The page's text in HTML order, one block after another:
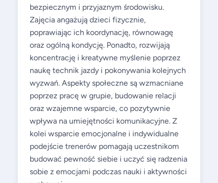
bezpiecznym i przyjaznym środowisku.
Zajęcia angażują dzieci fizycznie,
poprawiając ich koordynację, równowagę
oraz ogólną kondycję. Ponadto, rozwijają
koncentrację i kreatywne myślenie poprzez
naukę technik jazdy i pokonywania kolejnych
wyzwań. Aspekty społeczne są wzmacniane
poprzez pracę w grupie, budowanie relacji
oraz wzajemne wsparcie, co pozytywnie
wpływa na umiejętności komunikacyjne. Z
kolei wsparcie emocjonalne i indywidualne
podejście trenerów pomagają uczestnikom
budować pewność siebie i uczyć się radzenia
sobie z emocjami podczas nauki i aktywności